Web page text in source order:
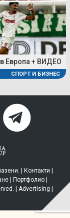
Европа + ВИДЕО
СПОРТ И БИЗНЕС
| Контакти
| Портфолио|
| Advertising